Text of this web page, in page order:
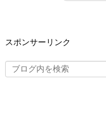
スポンサーリンク